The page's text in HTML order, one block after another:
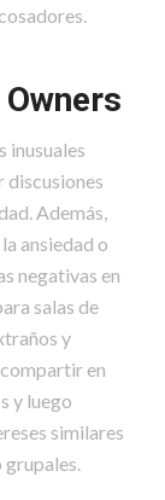
inusuales
discusiones
Además,
ansiedad o
negativas en
salas de
y
en
y luego
similares
grupales.